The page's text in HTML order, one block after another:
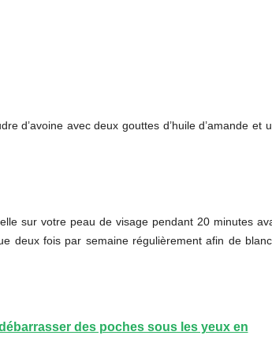
d’avoine avec deux gouttes d’huile d’amande et
sur votre peau de visage pendant 20 minutes
deux fois par semaine régulièrement afin de
des poches sous les yeux en